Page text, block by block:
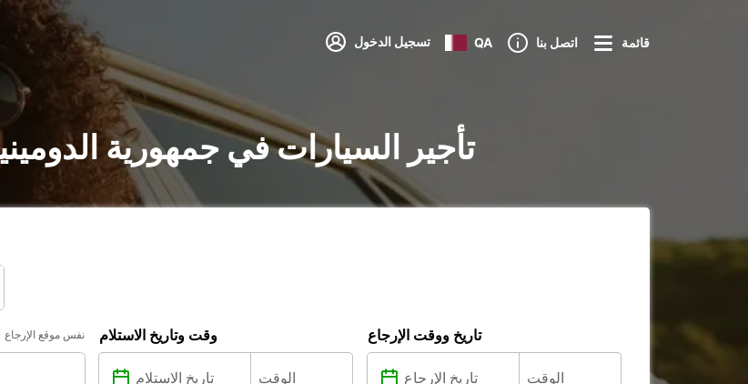
تسجيل الدخول QA اتصل بنا قائمة
تأجير السيارات في جمهورية
نفس موقع الإرجاع وقت وتاريخ الاستلام تاريخ ووقت الإرجاع